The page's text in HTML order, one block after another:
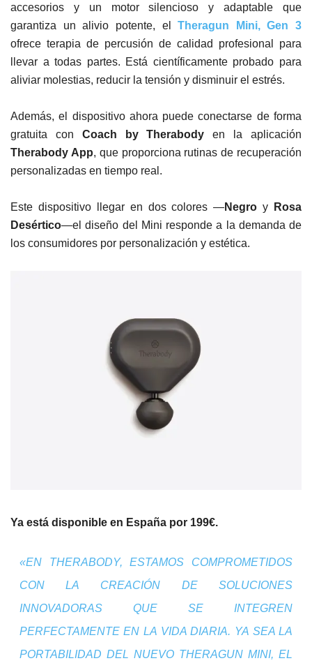
accesorios y un motor silencioso y adaptable que
garantiza un alivio potente, elTheragun Mini, Gen 3
ofrece terapia de percusión de calidad profesional para
llevar a todas partes. Está científicamente probado para
aliviar molestias, reducir la tensión y disminuir el estrés.
Además, el dispositivo ahora puede conectarse de forma
gratuita con Coach by Therabody en la aplicación
Therabody App, que proporciona rutinas de recuperación
personalizadas en tiempo real.
Este dispositivo llegar en dos colores —Negro y Rosa
Desértico—el diseño del Mini responde a la demanda de
los consumidores por personalización y estética.
Ya está disponible en España por 199€.
«EN THERABODY, ESTAMOS COMPROMETIDOS
CON LA CREACIÓN DE SOLUCIONES
INNOVADORAS QUE SE INTEGREN
PERFECTAMENTE EN LA VIDA DIARIA. YA SEA LA
PORTABILIDAD DEL NUEVO THERAGUN MINI, EL